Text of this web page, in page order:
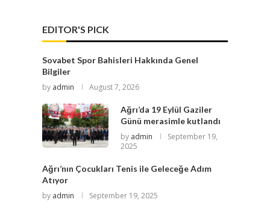
EDITOR'S PICK
Sovabet Spor Bahisleri Hakkında Genel
Bilgiler
by admin August 7, 2026
Ağrı’da 19 Eylül Gaziler
Günü merasimle kutlandı
by admin
September 19,
2025
Ağrı’nın Çocukları Tenis ile Geleceğe Adım
Atıyor
by admin September 19, 2025